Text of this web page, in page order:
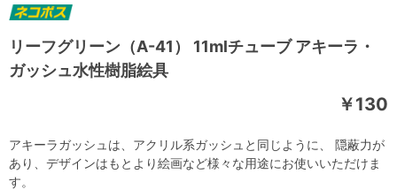
リーフグリーン（A-41） 11mlチューブ アキーラ・
ガッシュ水性樹脂絵具
￥130
アキーラガッシュは、アクリル系ガッシュと同じように、 隠蔽力が
あり、デザインはもとより絵画など様々な用途にお使いいただけま
す。